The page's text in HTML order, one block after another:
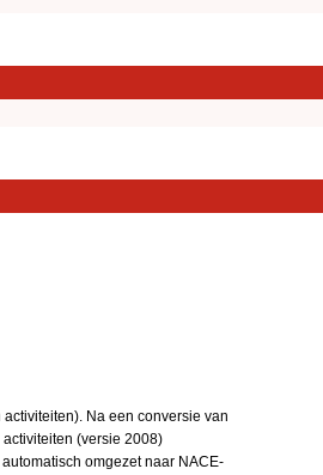
Na een conversie van
(versie 2008)
omgezet naar NACE-